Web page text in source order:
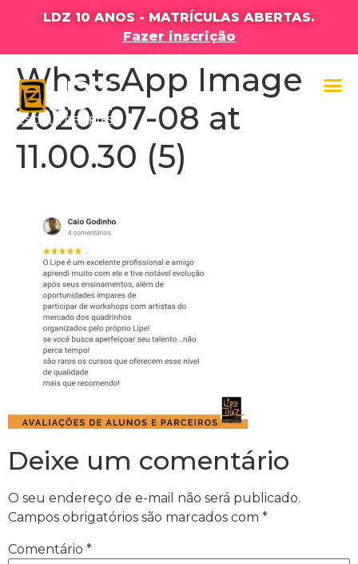
LDZ 10 ANOS - MATRÍCULAS ABERTAS.
Fazer inscrição
WhatsApp Image
2020-07-08 at
11.00.30 (5)
Deixe um comentário
O seu endereço de e-mail não será publicado.
Campos obrigatórios são marcados com *
Comentário *